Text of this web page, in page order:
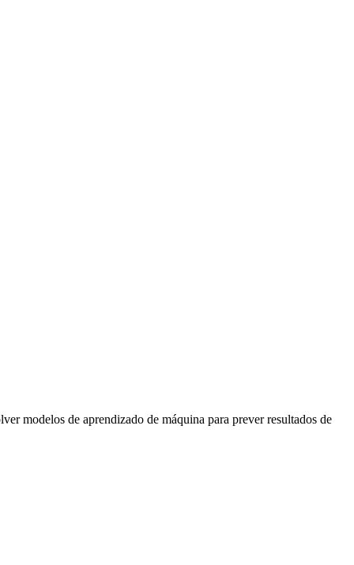
modelos de aprendizado de máquina para prever resultados de